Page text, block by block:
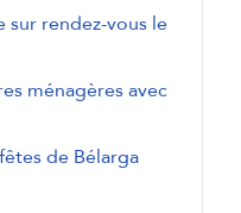
sur rendez-vous le
ménagères avec
de Bélarga